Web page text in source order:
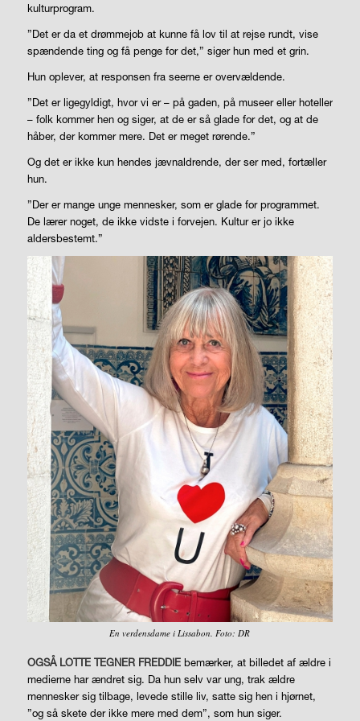
kulturprogram.
”Det er da et drømmejob at kunne få lov til at rejse rundt, vise
spændende ting og få penge for det,” siger hun med et grin.
Hun oplever, at responsen fra seerne er overvældende.
”Det er ligegyldigt, hvor vi er – på gaden, på museer eller hoteller
– folk kommer hen og siger, at de er så glade for det, og at de
håber, der kommer mere. Det er meget rørende.”
Og det er ikke kun hendes jævnaldrende, der ser med, fortæller
hun.
”Der er mange unge mennesker, som er glade for programmet.
De lærer noget, de ikke vidste i forvejen. Kultur er jo ikke
aldersbestemt.”
En verdensdame i Lissabon. Foto: DR
OGSÅ LOTTE TEGNER FREDDIEbemærker, at billedet af ældre i
medierne har ændret sig. Da hun selv var ung, trak ældre
mennesker sig tilbage, levede stille liv, satte sig hen i hjørnet,
”og så skete der ikke mere med dem”, som hun siger.